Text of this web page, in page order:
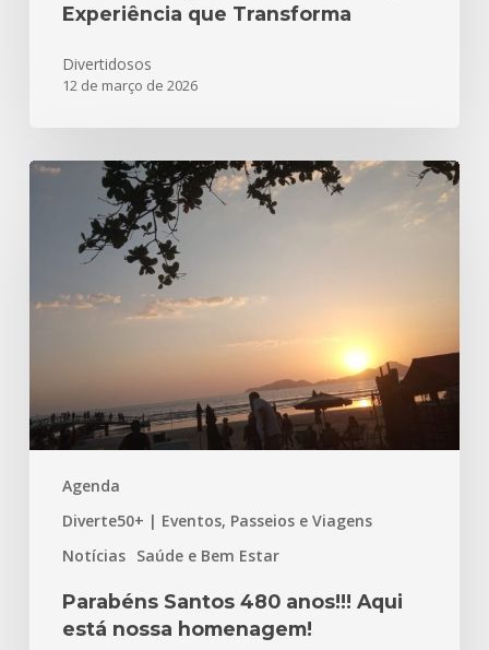
Experiência que Transforma
Divertidosos
12 de março de 2026
Agenda
Diverte50+ | Eventos, Passeios e Viagens
Notícias Saúde e Bem Estar
Parabéns
está
Parabéns Santos 480 anos!!! Aqui
está nossa homenagem!